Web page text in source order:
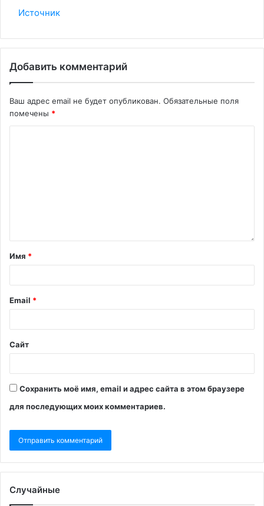
Источник
Добавить комментарий
Ваш адрес email не будет опубликован. Обязательные поля
помечены *
Имя *
Email *
Сайт
Сохранить моё имя, email и адрес сайта в этом браузере
для последующих моих комментариев.
Случайные